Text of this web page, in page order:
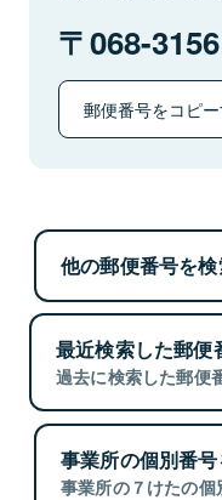
068-3156
郵便番号をコピ
他の郵便番号を
最近検索した郵便
過去に検索した郵便
事業所の個別番
事業所の７けたの個